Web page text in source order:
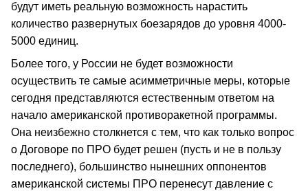
будут иметь реальную возможность нарастить
количество развернутых боезарядов до уровня 4000-
5000 единиц.
Более того, у России не будет возможности
осуществить те самые асимметричные меры, которые
сегодня представляются естественным ответом на
начало американской противоракетной программы.
Она неизбежно столкнется с тем, что как только вопрос
о Договоре по ПРО будет решен (пусть и не в пользу
последнего), большинство нынешних оппонентов
американской системы ПРО перенесут давление с